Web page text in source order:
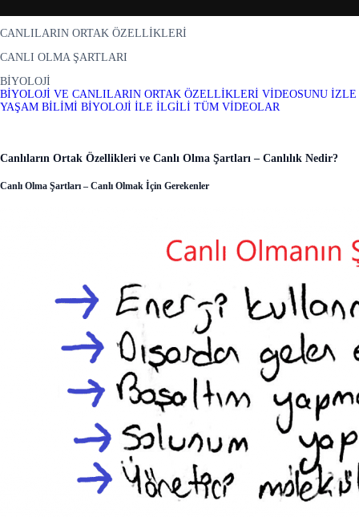
CANLILARIN ORTAK ÖZELLİKLERİ
CANLI OLMA ŞARTLARI
BİYOLOJİ
BİYOLOJİ VE CANLILARIN ORTAK ÖZELLİKLERİ VİDEOSUNU İZLE
YAŞAM BİLİMİ BİYOLOJİ İLE İLGİLİ TÜM VİDEOLAR
Canlıların Ortak Özellikleri ve Canlı Olma Şartları – Canlılık Nedir?
Canlı Olma Şartları – Canlı Olmak İçin Gerekenler